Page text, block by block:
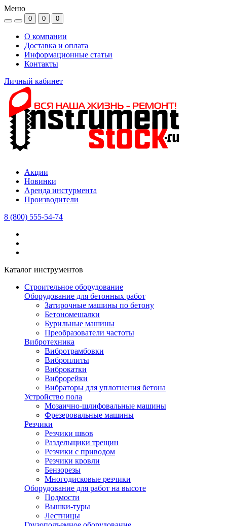
Меню
0 0 0
О компании
Доставка и оплата
Информационные статьи
Контакты
Личный кабинет
Акции
Новинки
Аренда инстурмента
Производители
8 (800) 555-54-74
Каталог инструментов
Строительное оборудование
Оборудование для бетонных работ
Затирочные машины по бетону
Бетономешалки
Бурильные машины
Преобразователи частоты
Вибротехника
Вибротрамбовки
Виброплиты
Виброкатки
Виброрейки
Вибраторы для уплотнения бетона
Устройство пола
Мозаично-шлифовальные машины
Фрезеровальные машины
Резчики
Резчики швов
Раздельщики трещин
Резчики с приводом
Резчики кровли
Бензорезы
Многодисковые резчики
Оборудование для работ на высоте
Подмости
Вышки-туры
Лестницы